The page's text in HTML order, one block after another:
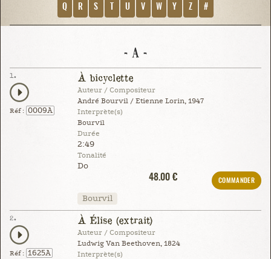
Q R S U V W Y Z #
- A -
1.
Réf : 0009A
À bicyclette
Auteur / Compositeur
André Bourvil / Etienne Lorin, 1947
Interprète(s)
Bourvil
Durée
2:49
Tonalité
Do
48.00 €
COMMANDER
Bourvil
2.
Réf : 1625A
À Élise (extrait)
Auteur / Compositeur
Ludwig Van Beethoven, 1824
Interprète(s)